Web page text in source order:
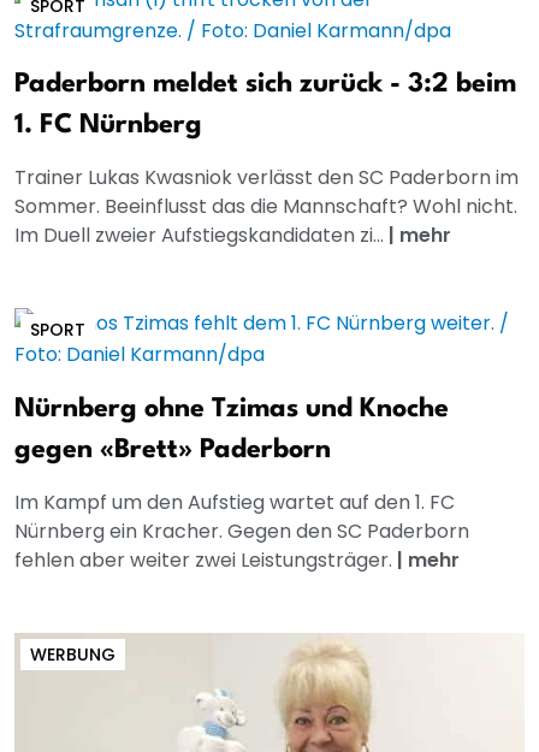
SPORT
Paderborn meldet sich zurück - 3:2 beim
1. FC Nürnberg
Trainer Lukas Kwasniok verlässt den SC Paderborn im
Sommer. Beeinflusst das die Mannschaft? Wohl nicht.
Im Duell zweier Aufstiegskandidaten zi... | mehr
SPORT
Nürnberg ohne Tzimas und Knoche
gegen «Brett» Paderborn
Im Kampf um den Aufstieg wartet auf den 1. FC
Nürnberg ein Kracher. Gegen den SC Paderborn
fehlen aber weiter zwei Leistungsträger. | mehr
WERBUNG